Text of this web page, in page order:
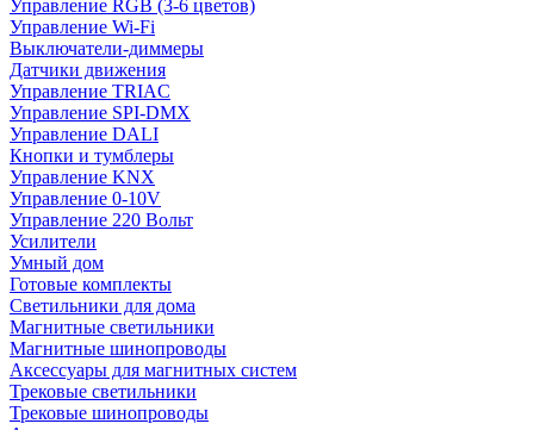
Управление RGB (3-6 цветов)
Управление Wi-Fi
Выключатели-диммеры
Датчики движения
Управление TRIAC
Управление SPI-DMX
Управление DALI
Кнопки и тумблеры
Управление KNX
Управление 0-10V
Управление 220 Вольт
Усилители
Умный дом
Готовые комплекты
Светильники для дома
Магнитные светильники
Магнитные шинопроводы
Аксессуары для магнитных систем
Трековые светильники
Трековые шинопроводы